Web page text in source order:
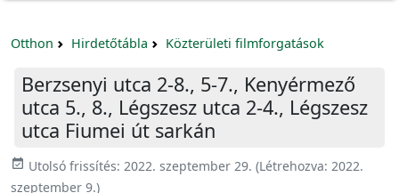
Otthon Hirdetőtábla Közterületi filmforgatások
Berzsenyi utca 2-8., 5-7., Kenyérmező
utca 5., 8., Légszesz utca 2-4., Légszesz
utca Fiumei út sarkán
event_available Utolsó frissítés: 2022. szeptember 29. (Létrehozva: 2022.
szeptember 9.)